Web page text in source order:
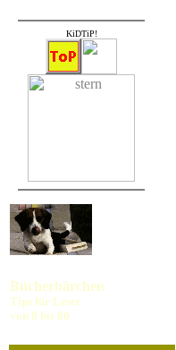
KiDTiP!
Bücherbärchen
Tips für Leser
von 8 bis 80